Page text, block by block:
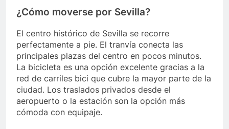
¿Cómo moverse por Sevilla?
El centro histórico de Sevilla se recorre
perfectamente a pie. El tranvía conecta las
principales plazas del centro en pocos minutos.
La bicicleta es una opción excelente gracias a la
red de carriles bici que cubre la mayor parte de la
ciudad. Los traslados privados desde el
aeropuerto o la estación son la opción más
cómoda con equipaje.